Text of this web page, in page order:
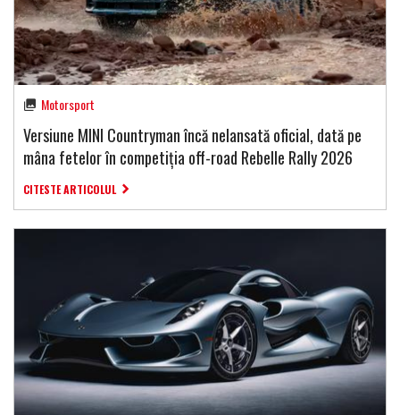
Motorsport
Versiune MINI Countryman încă nelansată oficial, dată pe
mâna fetelor în competiția off-road Rebelle Rally 2026
CITESTE ARTICOLUL